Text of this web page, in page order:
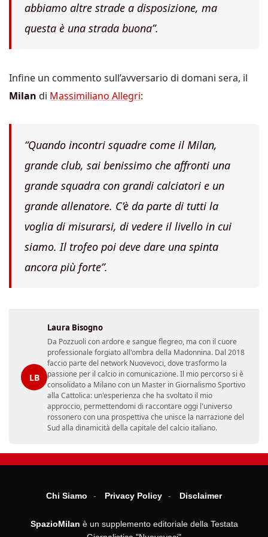
abbiamo altre strade a disposizione, ma
questa è una strada buona”.
Infine un commento sull’avversario di domani sera, il
Milan di Massimiliano Allegri:
“Quando incontri squadre come il Milan,
grande club, sai benissimo che affronti una
grande squadra con grandi calciatori e un
grande allenatore. C’è da parte di tutti la
voglia di misurarsi, di vedere il livello in cui
siamo. Il trofeo poi deve dare una spinta
ancora più forte”.
LB
Laura Bisogno
Da Pozzuoli con ardore e sangue flegreo, ma con il cuore
professionale forgiato all'ombra della Madonnina. Dal 2018
faccio parte del network Nuovevoci, dove trasformo la
passione per il calcio in comunicazione. Il mio percorso si è
consolidato a Milano con un Master in Giornalismo Sportivo
alla Cattolica: un'esperienza che ha svoltato il mio
approccio, permettendomi di raccontare oggi l'universo
rossonero con una prospettiva che unisce la narrazione del
Sud alla dinamicità della capitale del calcio italiano.
Chi Siamo Privacy Policy Disclaimer
SpazioMilan è un supplemento editoriale della Testata